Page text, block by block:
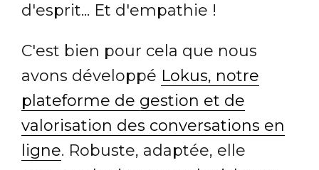
d'esprit... Et d'empathie !
C'est bien pour cela que nous
avons développé Lokus, notre
plateforme de gestion et de
valorisation des conversations en
ligne. Robuste, adaptée, elle